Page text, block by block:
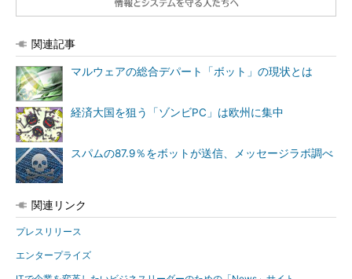
関連記事
マルウェアの総合デパート「ボット」の現状とは
経済大国を狙う「ゾンビPC」は欧州に集中
スパムの87.9％をボットが送信、メッセージラボ調べ
関連リンク
プレスリリース
エンタープライズ